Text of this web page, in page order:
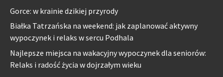
Gorce: w krainie dzikiej przyrody
Białka Tatrzańska na weekend: jak zaplanować aktywny
wypoczynek i relaks w sercu Podhala
Najlepsze miejsca na wakacyjny wypoczynek dla seniorów:
Relaks i radość życia w dojrzałym wieku